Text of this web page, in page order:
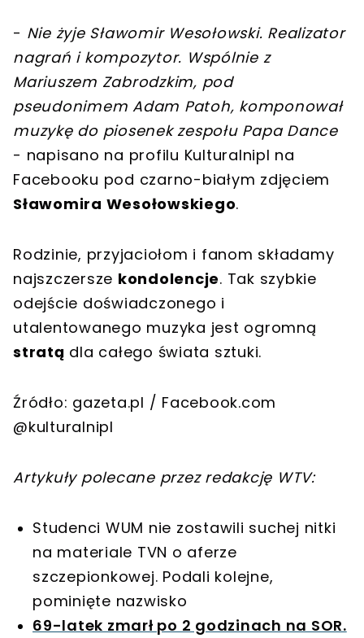
- Nie żyje Sławomir Wesołowski. Realizator
nagrań i kompozytor. Wspólnie z
Mariuszem Zabrodzkim, pod
pseudonimem Adam Patoh, komponował
muzykę do piosenek zespołu Papa Dance
- napisano na profilu Kulturalnipl na
Facebooku pod czarno-białym zdjęciem
Sławomira Wesołowskiego.
Rodzinie, przyjaciołom i fanom składamy
najszczersze kondolencje. Tak szybkie
odejście doświadczonego i
utalentowanego muzyka jest ogromną
stratą dla całego świata sztuki.
Źródło: gazeta.pl / Facebook.com
@kulturalnipl
Artykuły polecane przez redakcję WTV:
Studenci WUM nie zostawili suchej nitki
na materiale TVN o aferze
szczepionkowej. Podali kolejne,
pominięte nazwisko
69-latek zmarł po 2 godzinach na SOR.